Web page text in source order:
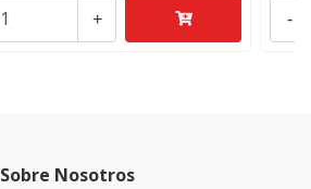
+ -
Sobre Nosotros